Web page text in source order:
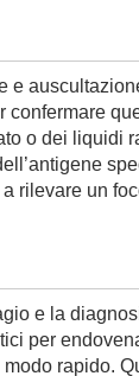
e
confermare
o dei liquidi
rilevare un
e la
per
rapido.